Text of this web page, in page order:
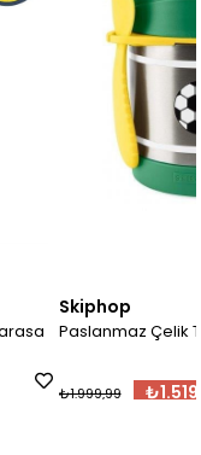
Çelik Termos Futbol
₺1.519,99